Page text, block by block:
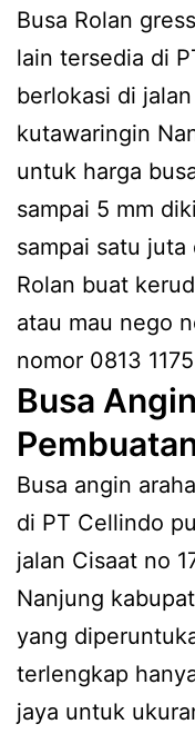
Busa Rolan
lain tersedia di
berlokasi di
kutawaringin
untuk harga
sampai 5 mm
sampai satu
Rolan buat
atau mau nego
nomor 0813
Busa
Busa angin
di PT Cellindo
jalan Cisaat no
Nanjung
yang
terlengkap
jaya untuk